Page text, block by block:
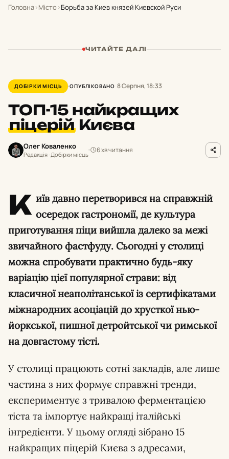
Головна›Місто ›Борьба за Киев князей Киевской Руси
ЧИТАЙТЕ ДАЛІ
ДОБІРКИ МІСЦЬ ОПУБЛІКОВАНО 8 Серпня, 18:33
ТОП-15 найкращих
піцерійКиєва
Олег Коваленко
Редакція · Добірки місць
6 хв читання
К иїв давно перетворився на справжній
осередок гастрономії, де культура
приготування піци вийшла далеко за межі
звичайного фастфуду. Сьогодні у столиці
можна спробувати практично будь-яку
варіацію цієї популярної страви: від
класичної неаполітанської із сертифікатами
міжнародних асоціацій до хрусткої нью-
йоркської, пишної детройтської чи римської
на довгастому тісті.
У столиці працюють сотні закладів, але лише
частина з них формує справжні тренди,
експериментує з тривалою ферментацією
тіста та імпортує найкращі італійські
інгредієнти. У цьому огляді зібрано 15
найкращих піцерій Києва з адресами,